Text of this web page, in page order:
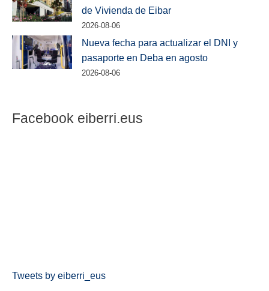
de Vivienda de Eibar
2026-08-06
Nueva fecha para actualizar el DNI y
pasaporte en Deba en agosto
2026-08-06
Facebook eiberri.eus
Tweets by eiberri_eus